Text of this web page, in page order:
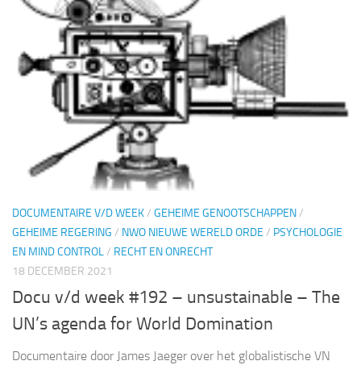
DOCUMENTAIRE V/D WEEK/ GEHEIME GENOOTSCHAPPEN/
GEHEIME REGERING / NWO NIEUWE WERELD ORDE / PSYCHOLOGIE
EN MIND CONTROL/ RECHT EN ONRECHT
18 DECEMBER 2021
Docu v/d week #192 – unsustainable – The
UN’s agenda for World Domination
Documentaire door James Jaeger over het globalistische VN